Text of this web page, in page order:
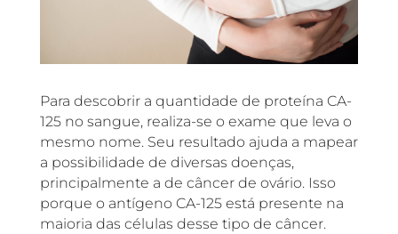
Para descobrir a quantidade de proteína CA-
125 no sangue, realiza-se o exame que leva o
mesmo nome. Seu resultado ajuda a mapear
a possibilidade de diversas doenças,
principalmente a de câncer de ovário. Isso
porque o antígeno CA-125 está presente na
maioria das células desse tipo de câncer.